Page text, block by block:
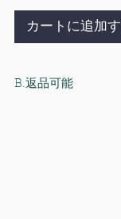
カートに追加
B.返品可能